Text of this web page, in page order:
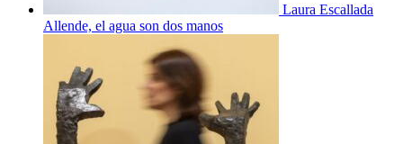
Laura Escallada
Allende, el agua son dos manos